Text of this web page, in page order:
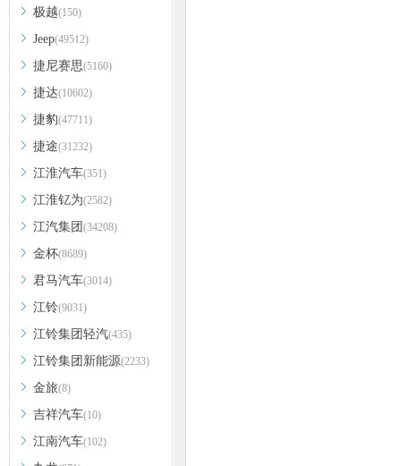
极越(150)
Jeep(49512)
捷尼赛思(5160)
捷达(10602)
捷豹(47711)
捷途(31232)
江淮汽车(351)
江淮钇为(2582)
江汽集团 (34208)
金杯(8689)
君马汽车(3014)
江铃(9031)
江铃集团轻汽(435)
江铃集团新能源(2233)
金旅(8)
吉祥汽车(10)
江南汽车(102)